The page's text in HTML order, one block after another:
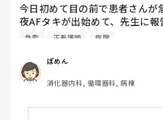
今日初めて目の前で患者さんが
夜AFタキが出始めて、先生に
AF波形のままだったけど徐々
またレートが上がり出したので
VT波形に移行した。その後VF
してた患者さんが目の前で痙
私の判断が遅かったから？DC
急変 正看護師 病院
ぽめん
消化器内科, 循環器科, 病棟